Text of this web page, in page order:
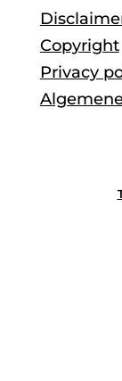
Copyright
Privacy